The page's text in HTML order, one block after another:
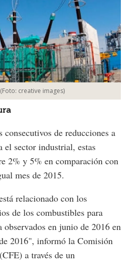
(Foto: creative images)
consecutivos de reducciones a
el sector industrial, estas
2% y 5% en comparación con
mes de 2015.
relacionado con los
de los combustibles para
observados en junio de 2016 en
2016", informó la Comisión
a través de un